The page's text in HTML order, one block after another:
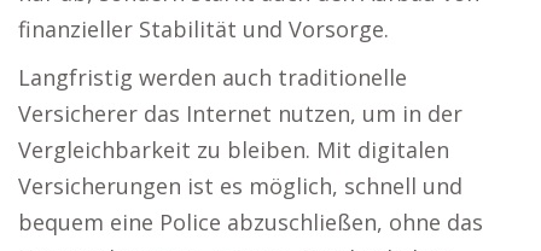
finanzieller Stabilität und Vorsorge.
Langfristig werden auch traditionelle
Versicherer das Internet nutzen, um in der
Vergleichbarkeit zu bleiben. Mit digitalen
Versicherungen ist es möglich, schnell und
bequem eine Police abzuschließen, ohne das